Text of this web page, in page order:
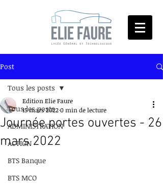
Post
Tous les posts
ADMINISTRATION
ACTION
BTS Banque
BTS MCO
Tous les posts
Journée portes ouvertes - 26
mars 2022
Edition Elie Faure
15 mars 20220 min de lecture